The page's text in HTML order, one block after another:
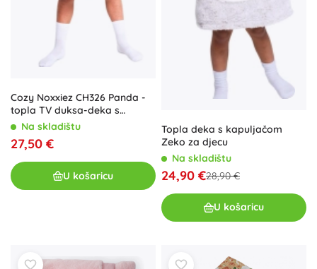
Cozy Noxxiez CH326 Panda -
topla TV duksa-deka s
kapuljačom za djecu 7 - 12
Na skladištu
27,50 €
U košaricu
Topla deka s kapuljačom
Zeko za djecu
Na skladištu
24,90 €28,90 €
U košaricu